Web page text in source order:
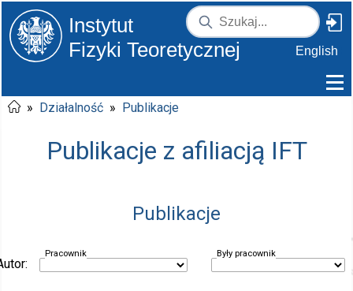
Instytut
Fizyki Teoretycznej
English
» Działalność » Publikacje
Publikacje z afiliacją IFT
Publikacje
Pracownik Były pracownik